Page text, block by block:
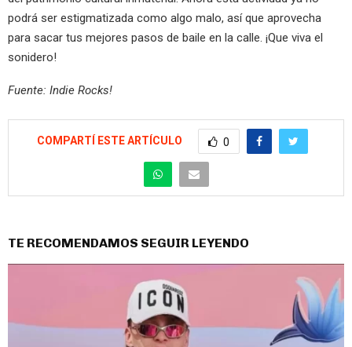
podrá ser estigmatizada como algo malo, así que aprovecha
para sacar tus mejores pasos de baile en la calle. ¡Que viva el
sonidero!
Fuente: Indie Rocks!
COMPARTÍ ESTE ARTÍCULO 0
TE RECOMENDAMOS SEGUIR LEYENDO